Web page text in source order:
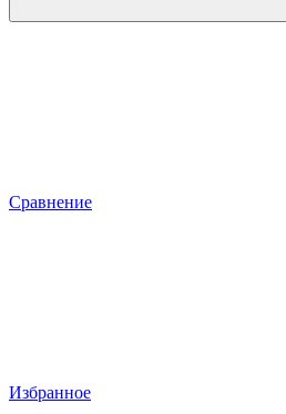
Сравнение
Избранное